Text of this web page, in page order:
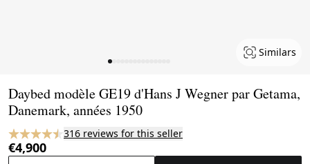
Similars
Daybed modèle GE19 d'Hans J Wegner par Getama,
Danemark, années 1950
316 reviews for this seller
€4,900